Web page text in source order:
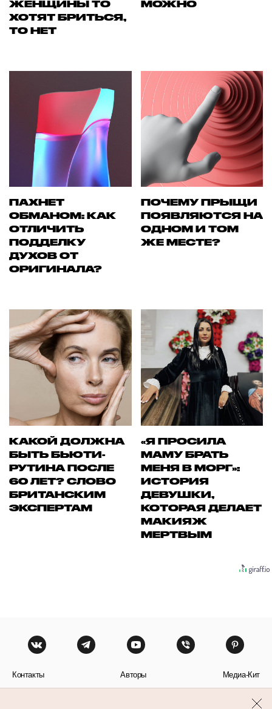
ЖЕНЩИНЫ ТО
ХОТЯТ БРИТЬСЯ,
ТО НЕТ
МОЖНО
ПАХНЕТ
ОБМАНОМ: КАК
ОТЛИЧИТЬ
ПОДДЕЛКУ
ДУХОВ ОТ
ОРИГИНАЛА?
ПОЧЕМУ ПРЫЩИ
ПОЯВЛЯЮТСЯ НА
ОДНОМ И ТОМ
ЖЕ МЕСТЕ?
КАКОЙ ДОЛЖНА
БЫТЬ БЬЮТИ-
РУТИНА ПОСЛЕ
60 ЛЕТ? СЛОВО
БРИТАНСКИМ
ЭКСПЕРТАМ
«Я ПРОСИЛА
МАМУ БРАТЬ
МЕНЯ В МОРГ»:
ИСТОРИЯ
ДЕВУШКИ,
КОТОРАЯ ДЕЛАЕТ
МАКИЯЖ
МЕРТВЫМ
Контакты Авторы Медиа-Кит